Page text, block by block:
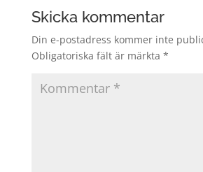
Skicka kommentar
Din e-postadress kommer inte
Obligatoriska fält är märkta *